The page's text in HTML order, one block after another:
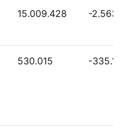
15.009.428 -
530.015 -